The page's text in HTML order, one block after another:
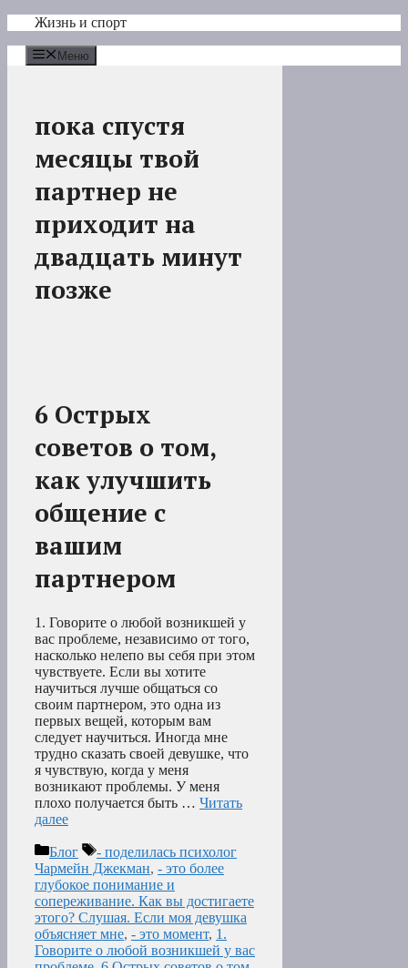
Перейти
содержимому
Жизнь и спорт
Меню
пока спустя
месяцы твой
партнер не
приходит на
двадцать минут
позже
6 Острых
советов о том,
как улучшить
общение с
вашим
партнером
1. Говорите о любой возникшей у
вас проблеме, независимо от того,
насколько нелепо вы себя при этом
чувствуете. Если вы хотите
научиться лучше общаться со
своим партнером, это одна из
первых вещей, которым вам
следует научиться. Иногда мне
трудно сказать своей девушке, что
я чувствую, когда у меня
возникают проблемы. У меня
плохо получается быть … Читать
далее
Рубрики
Блог Метки
- поделилась психолог
Чармейн Джекман, - это более
глубокое понимание и
сопереживание. Как вы достигаете
этого? Слушая. Если моя девушка
объясняет мне, - это момент, 1.
Говорите о любой возникшей у вас